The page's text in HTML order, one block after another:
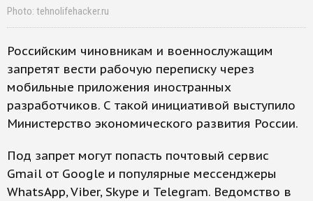
Photo: tehnolifehacker.ru
Российским чиновникам и военнослужащим
запретят вести рабочую переписку через
мобильные приложения иностранных
разработчиков. С такой инициативой выступило
Министерство экономического развития России.
Под запрет могут попасть почтовый сервис
Gmail от Google и популярные мессенджеры
WhatsApp, Viber, Skype и Telegram. Ведомство в